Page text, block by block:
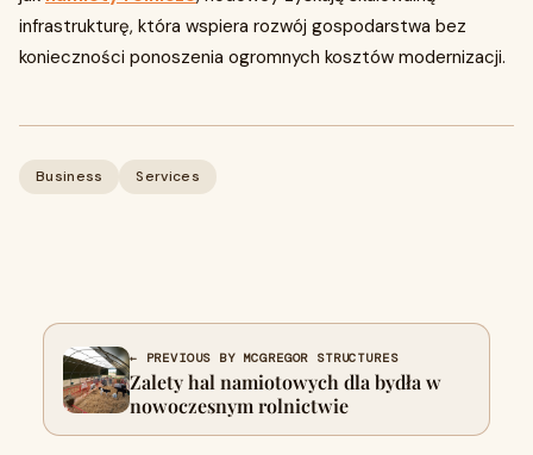
infrastrukturę, która wspiera rozwój gospodarstwa bez
konieczności ponoszenia ogromnych kosztów modernizacji.
Business Services
← PREVIOUS BY MCGREGOR STRUCTURES
Zalety hal namiotowych dla bydła w
nowoczesnym rolnictwie